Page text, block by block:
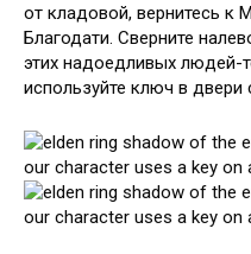
от кладовой, вернитесь к
Благодати. Сверните
этих надоедливых людей-
используйте ключ в двери